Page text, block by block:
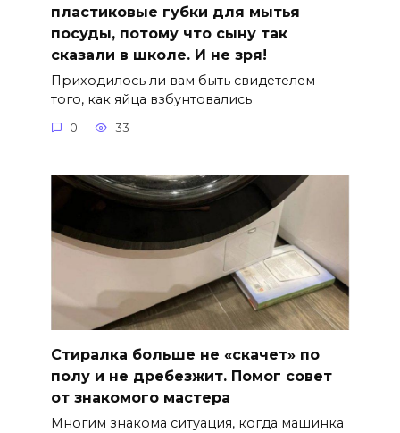
пластиковые губки для мытья
посуды, потому что сыну так
сказали в школе. И не зря!
Приходилось ли вам быть свидетелем
того, как яйца взбунтовались
0 33
Стиралка больше не «скачет» по
полу и не дребезжит. Помог совет
от знакомого мастера
Многим знакома ситуация, когда машинка